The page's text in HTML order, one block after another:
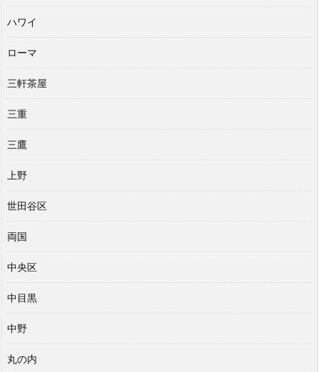
ハワイ
ローマ
三軒茶屋
三重
三鷹
上野
世田谷区
両国
中央区
中目黒
中野
丸の内